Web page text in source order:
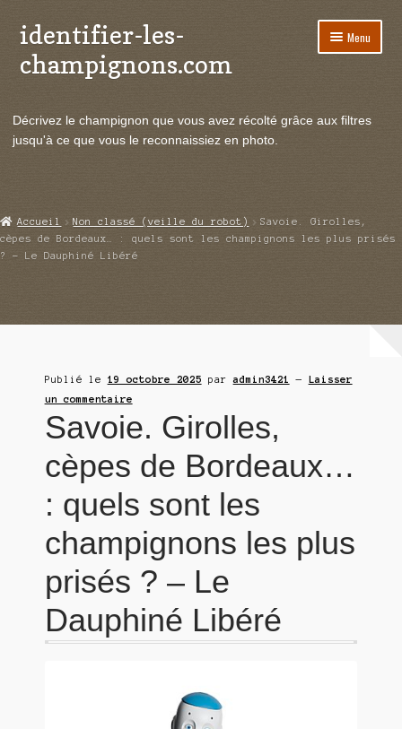
Aller
à
la
Aller
au
contenu
identifier-les-
champignons.com
Menu
le
Actualités
menu
enfant
Echanges et contacts
Ouvrir
le
Mycologie
Décrivez le champignon que vous avez récolté grâce aux filtres
jusqu'à ce que vous le reconnaissiez en photo.
Accueil Non classé (veille du robot)
Savoie. Girolles,
cèpes de Bordeaux… : quels sont les champignons les plus prisés
? – Le Dauphiné Libéré
Publié le 19 octobre 2025 paradmin3421 — Laisser
un commentaire
Savoie. Girolles,
cèpes de Bordeaux…
: quels sont les
champignons les plus
prisés ? – Le
Dauphiné Libéré